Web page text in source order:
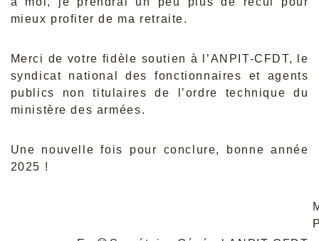
mieux profiter de ma retraite.
Merci de votre fidèle soutien à l’ANPIT-CFDT, le
syndicat national des fonctionnaires et agents
publics non titulaires de l’ordre technique du
ministère des armées.
Une nouvelle fois pour conclure, bonne année
2025 !